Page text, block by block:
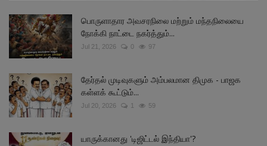
பொருளாதார அவசரநிலை மற்றும் மந்தநிலையை
நோக்கி நாட்டை நகர்த்தும்...
Jul 21, 2026 0 97
தேர்தல் முடிவுகளும் அம்பலமான திமுக - பாஜக
கள்ளக் கூட்டும்...
Jul 20, 2026 1 59
யாருக்கானது 'டிஜிட்டல் இந்தியா'?